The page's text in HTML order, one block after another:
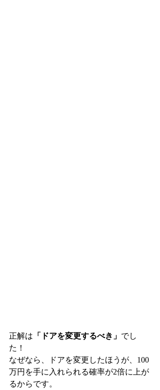
正解は 「ドアを変更するべき」 でし
た！
なぜなら、ドアを変更したほうが、100
万円を手に入れられる確率が2倍に上が
るからです。